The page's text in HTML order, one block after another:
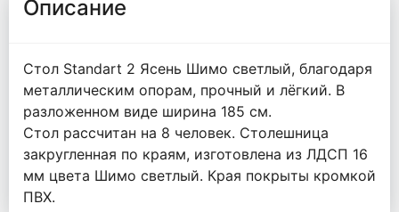
Описание
Стол Standart 2 Ясень Шимо светлый, благодаря
металлическим опорам, прочный и лёгкий. В
разложенном виде ширина 185 см.
Стол рассчитан на 8 человек. Столешница
закругленная по краям, изготовлена из ЛДСП 16
мм цвета Шимо светлый. Края покрыты кромкой
ПВХ.